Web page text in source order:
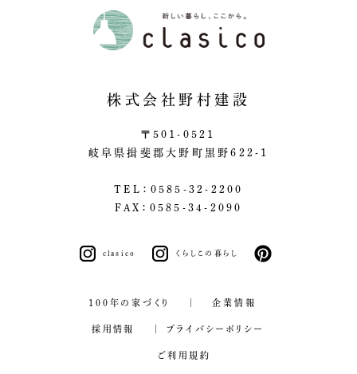
株式会社野村建設
〒501-0521
岐阜県揖斐郡大野町黒野622-1
TEL：0585-32-2200
FAX：0585-34-2090
clasico くらしこの暮らし
100年の家づくり 企業情報
採用情報 プライバシーポリシー
ご利用規約